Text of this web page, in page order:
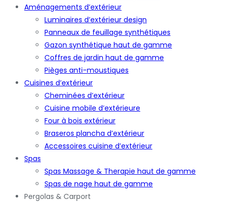
Aménagements d’extérieur
Luminaires d’extérieur design
Panneaux de feuillage synthétiques
Gazon synthétique haut de gamme
Coffres de jardin haut de gamme
Pièges anti-moustiques
Cuisines d’extérieur
Cheminées d’extérieur
Cuisine mobile d’extérieure
Four à bois extérieur
Braseros plancha d’extérieur
Accessoires cuisine d’extérieur
Spas
Spas Massage & Therapie haut de gamme
Spas de nage haut de gamme
Pergolas & Carport